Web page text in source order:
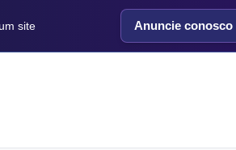
site Anuncie conosco